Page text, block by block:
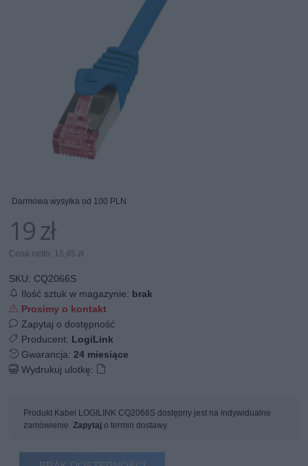
Darmowa wysyłka od 100 PLN
19 zł
Cena netto: 15,45 zł
SKU: CQ2066S
Ilość sztuk w magazynie: brak
Prosimy o kontakt
Zapytaj o dostępność
Producent: LogiLink
Gwarancja:24 miesiące
Wydrukuj ulotkę:
Produkt Kabel LOGILINK CQ2066S dostępny jest na indywidualne
zamówienie.Zapytaj o termin dostawy.